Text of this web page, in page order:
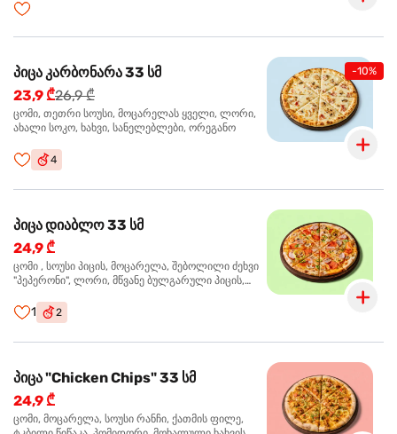
სეზამის მარცვლის ნაზავი, ქინძი, ორეგანო
-10%
პიცა კარბონარა 33 სმ
23,9 ₾26,9 ₾
ცომი, თეთრი სოუსი, მოცარელას ყველი, ლორი,
ახალი სოკო, ხახვი, სანელებლები, ორეგანო
4
პიცა დიაბლო 33 სმ
24,9 ₾
ცომი , სოუსი პიცის, მოცარელა, შებოლილი ძეხვი
"პეპერონი", ლორი, მწვანე ბულგარული პიცის,
1 2
პიცა "Chicken Chips" 33 სმ
24,9 ₾
ცომი, მოცარელა, სოუსი რანჩი, ქათმის ფილე,